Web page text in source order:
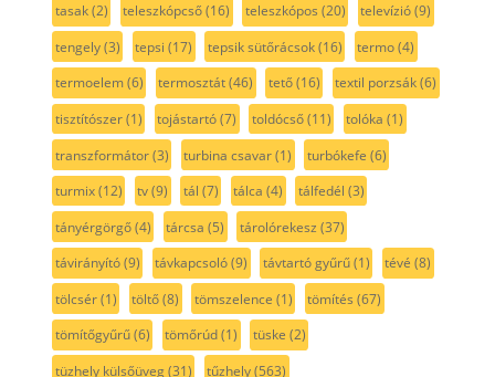
tasak(2) teleszkópcső(16) teleszkópos (20) televízió(9)
tengely(3) tepsi (17) tepsik sütőrácsok(16) termo(4)
termoelem(6) termosztát(46) tető(16) textil porzsák(6)
tisztítószer(1) tojástartó(7) toldócső(11) tolóka (1)
transzformátor(3) turbina csavar(1) turbókefe (6)
turmix(12) tv(9) tál (7) tálca (4) tálfedél (3)
tányérgörgő(4) tárcsa (5) tárolórekesz (37)
távirányító(9) távkapcsoló(9) távtartó gyűrű(1) tévé (8)
tölcsér(1) töltő(8) tömszelence (1) tömítés (67)
tömítőgyűrű(6) tömőrúd(1) tüske (2)
tüzhely külsőüveg(31) tűzhely(563)